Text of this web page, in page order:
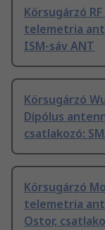
Körsugárzó
telemetria
ISM-sáv ANT
Körsugárzó
Dipólus
csatlakozó:
Körsugárzó
telemetria
Ostor,